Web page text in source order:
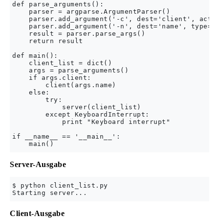
def parse_arguments():
    parser = argparse.ArgumentParser()
parser.add_argument('-c', dest='client',
parser.add_argument('-n', dest='name',
    result = parser.parse_args()
    return result
def main():
    client_list = dict()
    args = parse_arguments()
    if args.client:
        client(args.name)
    else:
        try:
            server(client_list)
        except KeyboardInterrupt:
            print "Keyboard interrupt"
if __name__ == '__main__':
Server-Ausgabe
$ python client_list.py
Client-Ausgabe